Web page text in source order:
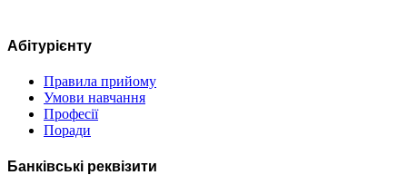
Абітурієнту
Правила прийому
Умови навчання
Професії
Поради
Банківські реквізити